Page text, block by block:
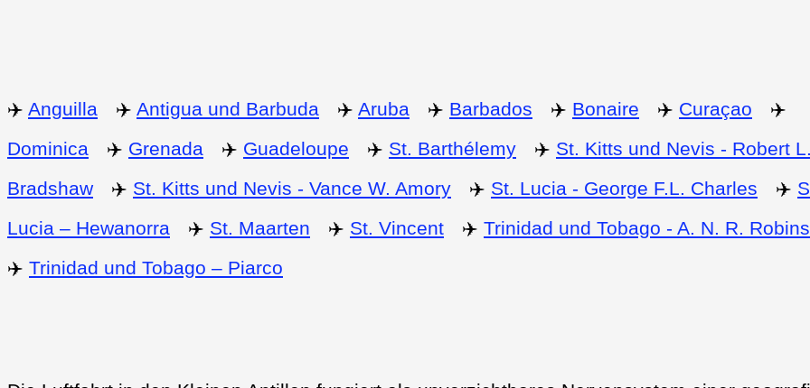
✈️ Anguilla ✈️ Antigua und Barbuda ✈️ Aruba ✈️ Barbados ✈️ Bonaire ✈️ Curaçao
✈️
Dominica
✈️ Grenada ✈️ Guadeloupe ✈️ St. Barthélemy ✈️ St. Kitts und Nevis - Robert L.
Bradshaw
✈️ St. Kitts und Nevis - Vance W. Amory ✈️ St. Lucia - George F.L. Charles ✈️
Lucia – Hewanorra
✈️ St. Maarten ✈️ St. Vincent ✈️ Trinidad und Tobago - A. N. R.
✈️ Trinidad und Tobago – Piarco